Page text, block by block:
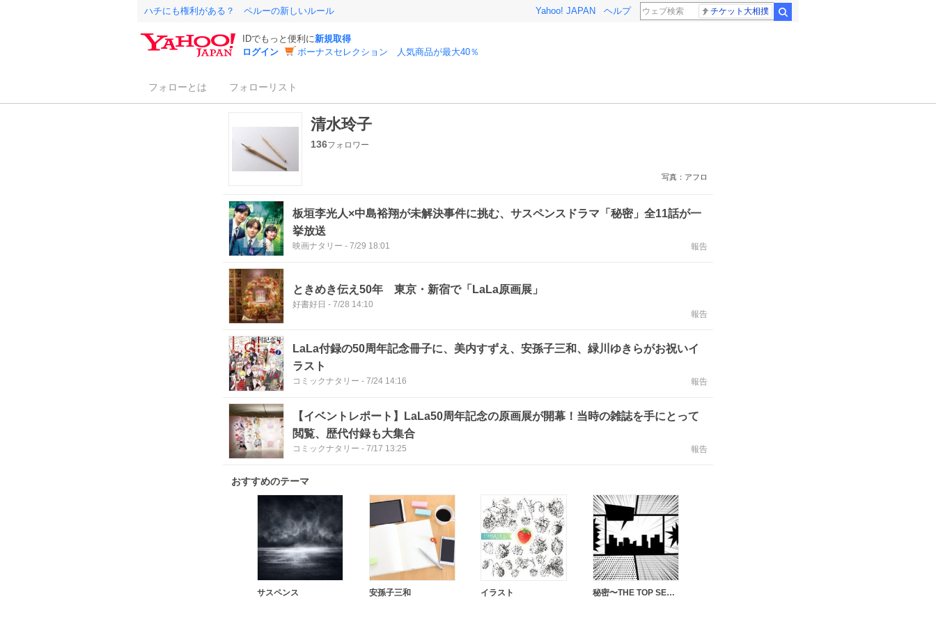
ハチにも権利がある？ ペルーの新しいルール Yahoo! JAPAN ヘルプ チケット大相撲
IDでもっと便利に新規取得
ログイン
ボーナスセレクション 人気商品が最大40％
フォローとは フォローリスト
清水玲子
136フォロワー
写真：アフロ
板垣李光人×中島裕翔が未解決事件に挑む、サスペンスドラマ「秘密」全11話が一
挙放送
映画ナタリー - 7/29 18:01 報告
ときめき伝え50年 東京・新宿で「LaLa原画展」
好書好日 - 7/28 14:10
報告
LaLa付録の50周年記念冊子に、美内すずえ、安孫子三和、緑川ゆきらがお祝いイ
ラスト
コミックナタリー - 7/24 14:16 報告
【イベントレポート】LaLa50周年記念の原画展が開幕！当時の雑誌を手にとって
閲覧、歴代付録も大集合
コミックナタリー - 7/17 13:25 報告
おすすめのテーマ
サスペンス 安孫子三和 イラスト 秘密〜THE TOP SECRET〜